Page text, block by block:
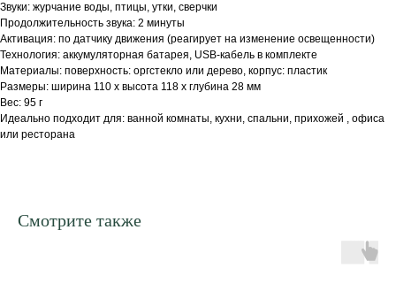
Звуки: журчание воды, птицы, утки, сверчки
Продолжительность звука: 2 минуты
Активация: по датчику движения (реагирует на изменение освещенности)
Технология: аккумуляторная батарея, USB-кабель в комплекте
Материалы: поверхность: оргстекло или дерево, корпус: пластик
Размеры: ширина 110 х высота 118 х глубина 28 мм
Вес: 95 г
Идеально подходит для: ванной комнаты, кухни, спальни, прихожей , офиса
или ресторана
Смотрите также